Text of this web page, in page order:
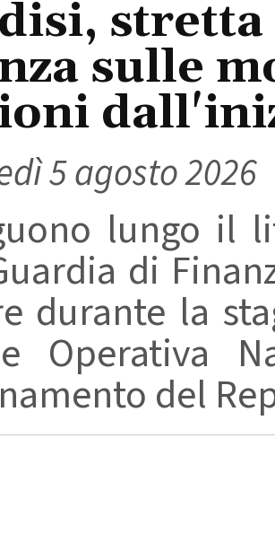
stretta
sulle
5 agosto 2026
lungo il
di
durante la
Operativa
del